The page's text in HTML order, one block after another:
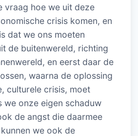
vraag hoe we uit deze
crisis komen, en
dat we ons moeten
de buitenwereld, richting
en eerst daar de
waarna de oplossing
culturele crisis, moet
we onze eigen schaduw
de angst die daarmee
we ook de